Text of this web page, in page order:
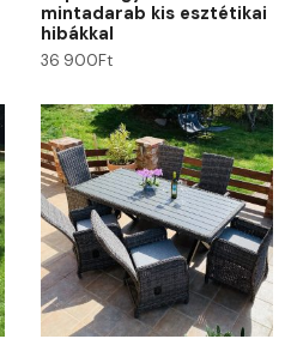
mintadarab kis esztétikai
hibákkal
36 900Ft